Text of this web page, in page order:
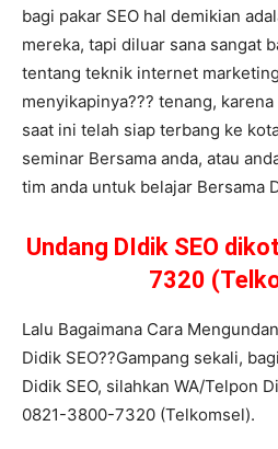
bagi pakar SEO hal demikian
mereka, tapi diluar sana sangat
tentang teknik internet
menyikapinya??? tenang,
saat ini telah siap terbang ke
seminar Bersama anda, atau
tim anda untuk belajar Bersama
Undang DIdik SEO
7320
Lalu Bagaimana Cara
Didik SEO??Gampang sekali,
Didik SEO, silahkan WA/Telpon
0821-3800-7320 (Telkomsel).